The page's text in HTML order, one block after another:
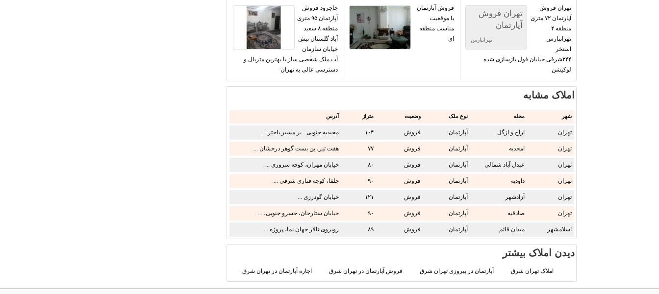
تهران فروش
آپارتمان
تهرانپارس
تهران فروش
آپارتمان ۷۲ متری
منطقه ۴
تهرانپارس
استخر
۲۴۴شرقی خیابان فول بازسازی شده
لوکیشن
فروش آپارتمان
با موقعیت
مناسب منطقه
ای
جاجرود فروش
آپارتمان ۹۵ متری
منطقه ۸ سعید
آباد گلستان نبش
خیابان سازمان
آب ملک شخصی ساز با بهترین متریال و
دسترسی عالی به تهران
املاک مشابه
شهر محله نوع ملک وضعیت متراژ آدرس
تهران اراج و ازگل آپارتمان فروش ۱۰۴ مجیدیه جنوبی - بر مسیر باختر - ...
تهران امجدیه آپارتمان فروش ۷۷ هفت تیر، بن بست گوهر درخشان ...
تهران عبدل آباد شمالی آپارتمان فروش ۸۰ خیابان مهران، کوچه سروری ...
تهران داودیه آپارتمان فروش ۹۰ جلفا، کوچه قناری شرقی ...
تهران آزادشهر آپارتمان فروش ۱۲۱ خیابان گودرزی ...
تهران صادقیه آپارتمان فروش ۹۰ خیابان ستارخان، خسرو جنوبی، ...
اسلامشهر میدان قائم آپارتمان فروش ۸۹ روبروی تالار جهان نما، پروژه ...
دیدن املاک بیشتر
املاک تهران شرق آپارتمان در پیروزی تهران شرق فروش آپارتمان در تهران شرق اجاره آپارتمان در تهران شرق